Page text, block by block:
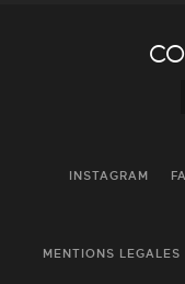
MENTIONS LEGALES
INSTAGRAM